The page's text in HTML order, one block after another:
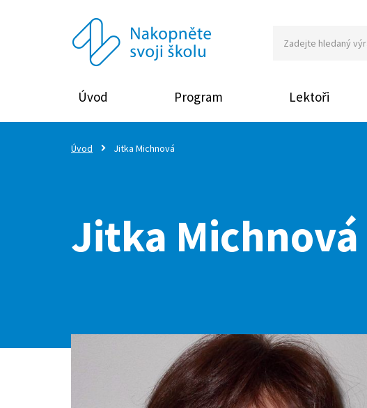
Úvod Program Lektoři
Úvod Jitka Michnová
Jitka Michnová